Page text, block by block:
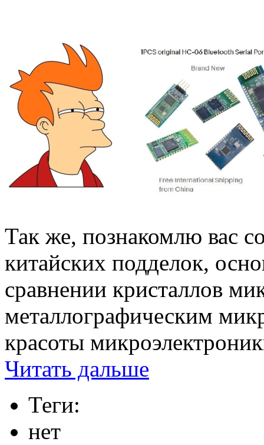
Так же, познакомлю вас
китайских подделок,
сравнении кристаллов
металлографическим
красоты
Читать дальше
Теги:
нет